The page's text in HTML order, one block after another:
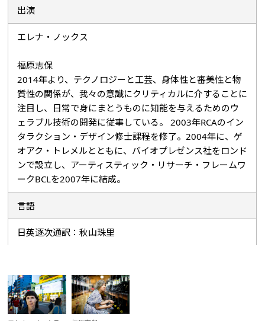
出演
エレナ・ノックス
福原志保
2014年より、テクノロジーと工芸、身体性と審美性と物
質性の関係が、我々の意識にクリティカルに介することに
注目し、日常で身にまとうものに知能を与えるためのウ
ェラブル技術の開発に従事している。 2003年RCAのイン
タラクション・デザイン修士課程を修了。2004年に、ゲ
オアク・トレメルとともに、バイオプレゼンス社をロンド
ンで設立し、アーティスティック・リサーチ・フレームワ
ークBCLを2007年に結成。
言語
日英逐次通訳：秋山珠里